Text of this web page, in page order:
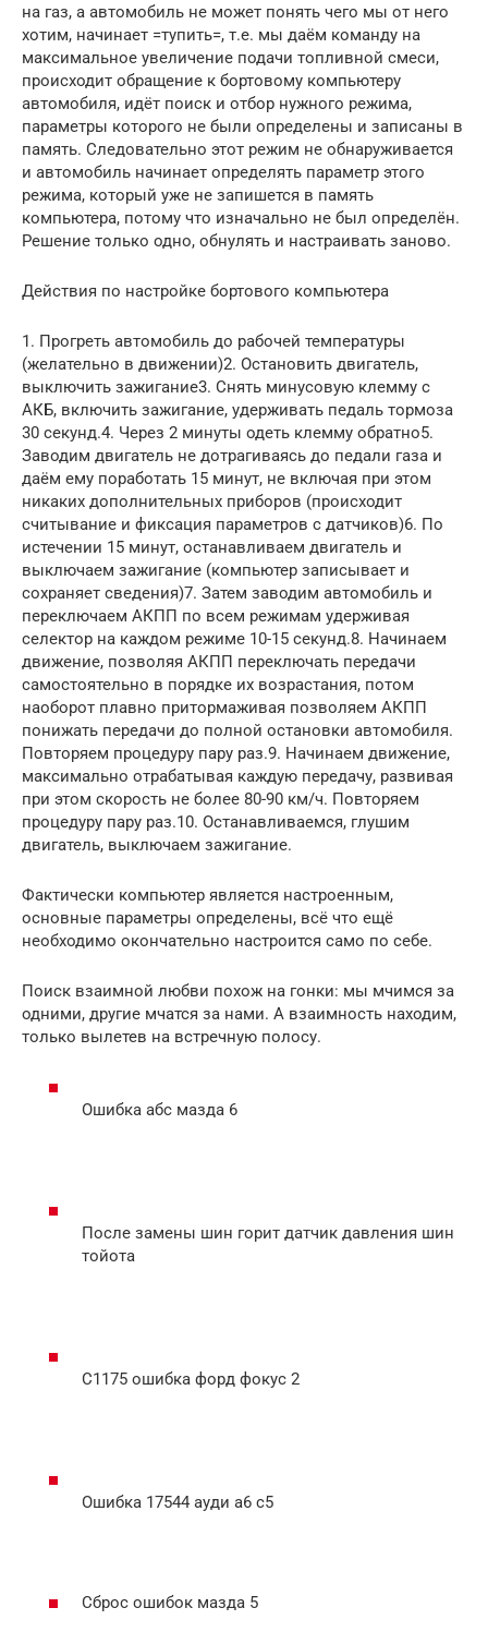
на газ, а автомобиль не может понять чего мы от него
хотим, начинает =тупить=, т.е. мы даём команду на
максимальное увеличение подачи топливной смеси,
происходит обращение к бортовому компьютеру
автомобиля, идёт поиск и отбор нужного режима,
параметры которого не были определены и записаны в
память. Следовательно этот режим не обнаруживается
и автомобиль начинает определять параметр этого
режима, который уже не запишется в память
компьютера, потому что изначально не был определён.
Решение только одно, обнулять и настраивать заново.
Действия по настройке бортового компьютера
1. Прогреть автомобиль до рабочей температуры
(желательно в движении)2. Остановить двигатель,
выключить зажигание3. Снять минусовую клемму с
АКБ, включить зажигание, удерживать педаль тормоза
30 секунд.4. Через 2 минуты одеть клемму обратно5.
Заводим двигатель не дотрагиваясь до педали газа и
даём ему поработать 15 минут, не включая при этом
никаких дополнительных приборов (происходит
считывание и фиксация параметров с датчиков)6. По
истечении 15 минут, останавливаем двигатель и
выключаем зажигание (компьютер записывает и
сохраняет сведения)7. Затем заводим автомобиль и
переключаем АКПП по всем режимам удерживая
селектор на каждом режиме 10-15 секунд.8. Начинаем
движение, позволяя АКПП переключать передачи
самостоятельно в порядке их возрастания, потом
наоборот плавно притормаживая позволяем АКПП
понижать передачи до полной остановки автомобиля.
Повторяем процедуру пару раз.9. Начинаем движение,
максимально отрабатывая каждую передачу, развивая
при этом скорость не более 80-90 км/ч. Повторяем
процедуру пару раз.10. Останавливаемся, глушим
двигатель, выключаем зажигание.
Фактически компьютер является настроенным,
основные параметры определены, всё что ещё
необходимо окончательно настроится само по себе.
Поиск взаимной любви похож на гонки: мы мчимся за
одними, другие мчатся за нами. А взаимность находим,
только вылетев на встречную полосу.
Ошибка абс мазда 6
После замены шин горит датчик давления шин
тойота
C1175 ошибка форд фокус 2
Ошибка 17544 ауди а6 с5
Сброс ошибок мазда 5